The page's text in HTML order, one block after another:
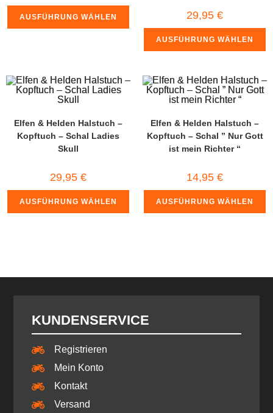
AUSFÜHRUNG WÄHLEN 29,95 €
AUSFÜHRUNG WÄHLEN
Elfen & Helden Halstuch –
Kopftuch – Schal Ladies
Skull
29,95 €
AUSFÜHRUNG WÄHLEN
Elfen & Helden Halstuch –
Kopftuch – Schal ” Nur Gott
ist mein Richter “
14,95 €
AUSFÜHRUNG WÄHLEN
KUNDENSERVICE
Registrieren
Mein Konto
Kontakt
Versand